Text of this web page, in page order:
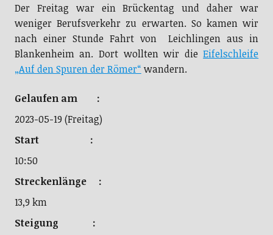
Der Freitag war ein Brückentag und daher war
weniger Berufsverkehr zu erwarten. So kamen wir
nach einer Stunde Fahrt von Leichlingen aus in
Blankenheim an. Dort wollten wir dieEifelschleife
„Auf den Spuren der Römer“ wandern.
Gelaufen am :
2023-05-19 (Freitag)
Start :
10:50
Streckenlänge :
13,9 km
Steigung :